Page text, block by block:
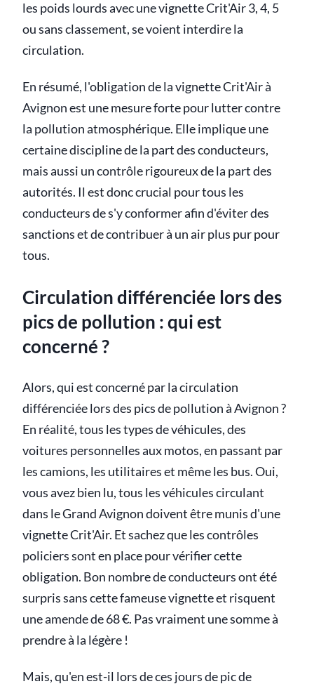
les poids lourds avec une vignette Crit'Air 3, 4, 5
ou sans classement, se voient interdire la
circulation.
En résumé, l'obligation de la vignette Crit'Air à
Avignon est une mesure forte pour lutter contre
la pollution atmosphérique. Elle implique une
certaine discipline de la part des conducteurs,
mais aussi un contrôle rigoureux de la part des
autorités. Il est donc crucial pour tous les
conducteurs de s'y conformer afin d'éviter des
sanctions et de contribuer à un air plus pur pour
tous.
Circulation différenciée lors des
pics de pollution : qui est
concerné ?
Alors, qui est concerné par la circulation
différenciée lors des pics de pollution à Avignon ?
En réalité, tous les types de véhicules, des
voitures personnelles aux motos, en passant par
les camions, les utilitaires et même les bus. Oui,
vous avez bien lu, tous les véhicules circulant
dans le Grand Avignon doivent être munis d'une
vignette Crit'Air. Et sachez que les contrôles
policiers sont en place pour vérifier cette
obligation. Bon nombre de conducteurs ont été
surpris sans cette fameuse vignette et risquent
une amende de 68 €. Pas vraiment une somme à
prendre à la légère !
Mais, qu'en est-il lors de ces jours de pic de